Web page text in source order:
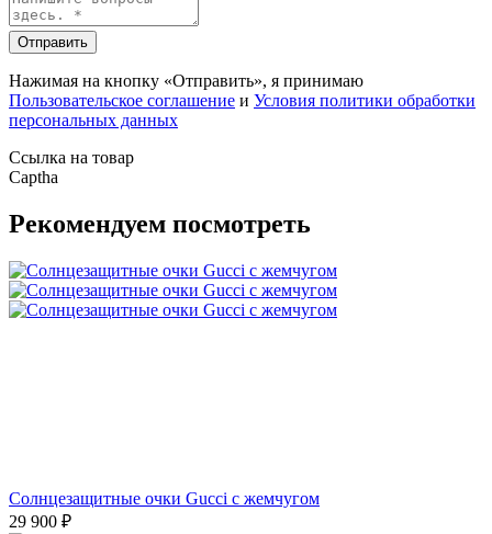
Отправить
Нажимая на кнопку «Отправить», я принимаю
Пользовательское соглашение и Условия политики обработки
персональных данных
Ссылка на товар
Captha
Рекомендуем посмотреть
Солнцезащитные очки Gucci с жемчугом
29 900 ₽